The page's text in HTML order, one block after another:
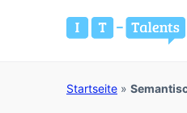
Startseite »